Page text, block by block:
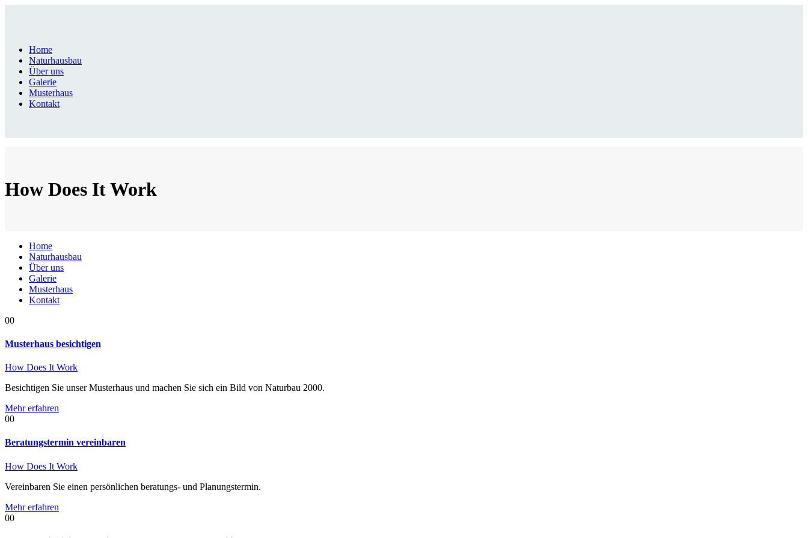
Home
Naturhausbau
Über uns
Galerie
Musterhaus
Kontakt
How Does It Work
Home
Naturhausbau
Über uns
Galerie
Musterhaus
Kontakt
00
Musterhaus besichtigen
How Does It Work
Besichtigen Sie unser Musterhaus und machen Sie sich ein Bild von Naturbau 2000.
Mehr erfahren
00
Beratungstermin vereinbaren
How Does It Work
Vereinbaren Sie einen persönlichen beratungs- und Planungstermin.
Mehr erfahren
00